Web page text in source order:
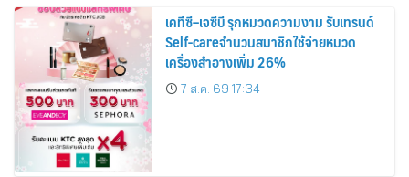
เคทีซี–เจซีบี รุกหมวดความงาม รับเทรนด์
Self-careจำนวนสมาชิกใช้จ่ายหมวด
เครื่องสำอางเพิ่ม 26%
7 ส.ค. 69 17:34